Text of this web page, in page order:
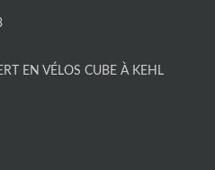
EN VÉLOS CUBE À KEHL